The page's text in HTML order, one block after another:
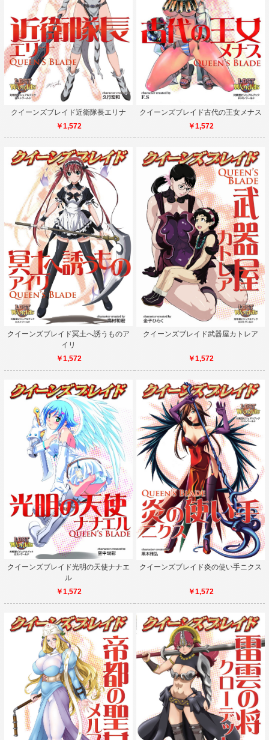
クイーンズブレイド近衛隊長エリナ
￥1,572
クイーンズブレイド古代の王女メナス
￥1,572
クイーンズブレイド冥土へ誘うものア
イリ
￥1,572
クイーンズブレイド武器屋カトレア
￥1,572
クイーンズブレイド光明の天使ナナエ
ル
￥1,572
クイーンズブレイド炎の使い手ニクス
￥1,572